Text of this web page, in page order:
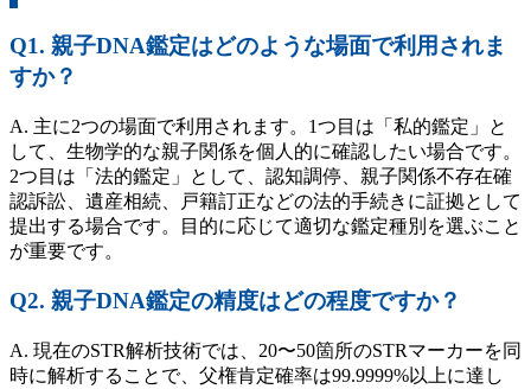
Q1. 親子DNA鑑定はどのような場面で利用されま
すか？
A. 主に2つの場面で利用されます。1つ目は「私的鑑定」と
して、生物学的な親子関係を個人的に確認したい場合です。
2つ目は「法的鑑定」として、認知調停、親子関係不存在確
認訴訟、遺産相続、戸籍訂正などの法的手続きに証拠として
提出する場合です。目的に応じて適切な鑑定種別を選ぶこと
が重要です。
Q2. 親子DNA鑑定の精度はどの程度ですか？
A. 現在のSTR解析技術では、20〜50箇所のSTRマーカーを同
時に解析することで、父権肯定確率は99.9999%以上に達し